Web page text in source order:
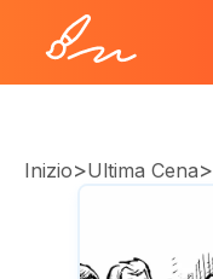
Inizio>Ultima Cena>